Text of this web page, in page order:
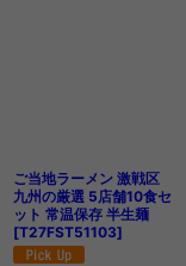
ご当地ラーメン 激戦区
九州の厳選 5店舗10食セ
ット 常温保存 半生麺
[T27FST51103]